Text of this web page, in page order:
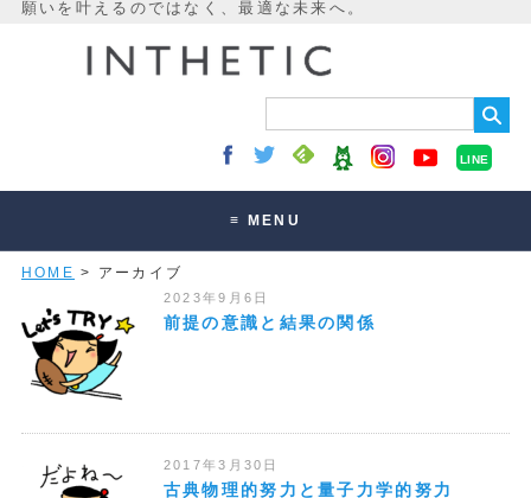
LINE
≡ MENU
講座・セッション
オンラインサロン
HOME > アーカイブ
2023年9月6日
前提の意識と結果の関係
2017年3月30日
古典物理的努力と量子力学的努力